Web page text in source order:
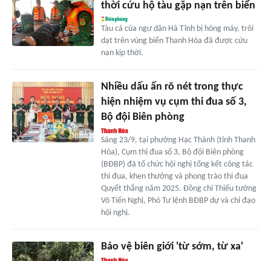
thời cứu hộ tàu gặp nạn trên biển
Tàu cá của ngư dân Hà Tĩnh bị hỏng máy, trôi
dạt trên vùng biển Thanh Hóa đã được cứu
nạn kịp thời.
Nhiều dấu ấn rõ nét trong thực
hiện nhiệm vụ cụm thi đua số 3,
Bộ đội Biên phòng
Sáng 23/9, tại phường Hạc Thành (tỉnh Thanh
Hóa), Cụm thi đua số 3, Bộ đội Biên phòng
(BĐBP) đã tổ chức hội nghị tổng kết công tác
thi đua, khen thưởng và phong trào thi đua
Quyết thắng năm 2025. Đồng chí Thiếu tướng
Võ Tiến Nghị, Phó Tư lệnh BĐBP dự và chỉ đạo
hội nghị.
Bảo vệ biên giới 'từ sớm, từ xa'